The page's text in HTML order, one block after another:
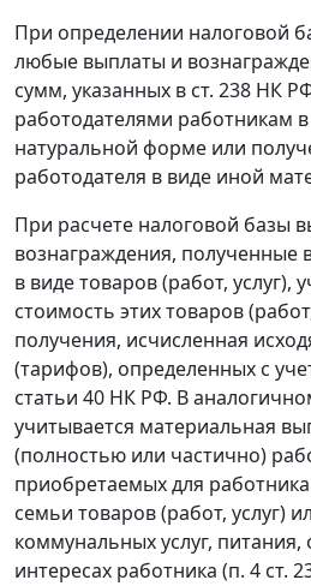
При определении налоговой
любые выплаты и
сумм, указанных в ст. 238 НК
работодателями работникам
натуральной форме или
работодателя в виде иной
При расчете налоговой базы
вознаграждения, полученные
в виде товаров (работ, услуг),
стоимость этих товаров
получения, исчисленная
(тарифов), определенных с
статьи 40 НК РФ. В
учитывается материальная
(полностью или частично)
приобретаемых для
семьи товаров (работ, услуг)
коммунальных услуг,
интересах работника (п. 4 ст.